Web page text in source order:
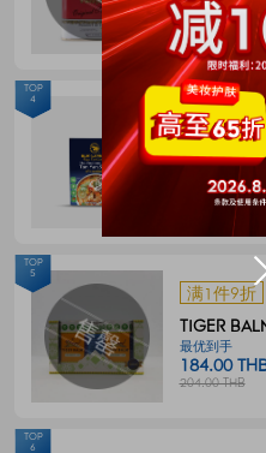
144.00
180.00 THB
满1件8折
BLUE
55.00 THB(
68.00 THB
TOP
4
满1件9折
TIGER
最优到手
184.00
204.00 THB
TOP
5
TOP
6